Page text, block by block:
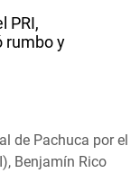
PRI,
rumbo y
de Pachuca por el
Benjamín Rico